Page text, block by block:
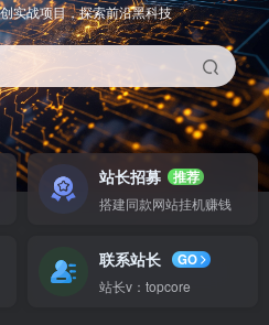
SOFT教程
实战项目，探索前沿黑科技
站长招募
推荐
搭建同款网站挂机赚钱
联系站长
GO
站长v：topcore